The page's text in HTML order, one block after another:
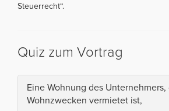
Steuerrecht“.
Quiz zum Vortrag
Eine Wohnung des
Wohnzwecken vermietet ist,